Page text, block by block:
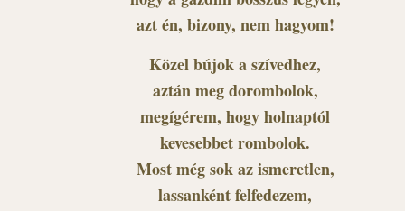
azt én, bizony, nem hagyom!
Közel bújok a szívedhez,
aztán meg dorombolok,
megígérem, hogy holnaptól
kevesebbet rombolok.
Most még sok az ismeretlen,
lassanként felfedezem,